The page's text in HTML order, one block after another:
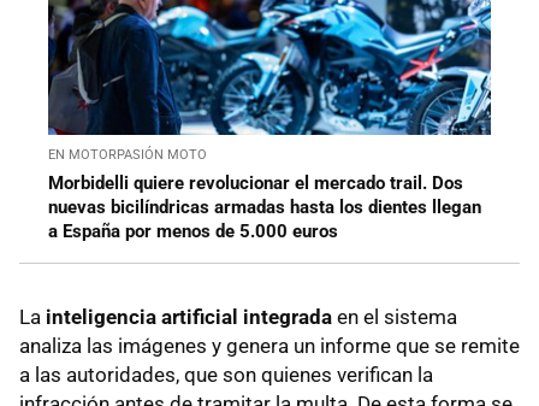
EN MOTORPASIÓN MOTO
Morbidelli quiere revolucionar el mercado trail. Dos
nuevas bicilíndricas armadas hasta los dientes llegan
a España por menos de 5.000 euros
La inteligencia artificial integrada en el sistema
analiza las imágenes y genera un informe que se remite
a las autoridades, que son quienes verifican la